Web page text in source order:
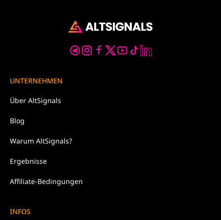
UNTERNEHMEN
Über AltSignals
Blog
Warum AltSignals?
Ergebnisse
Affiliate-Bedingungen
INFOS